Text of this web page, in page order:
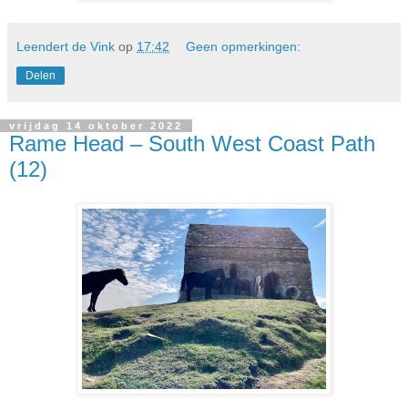
Leendert de Vink op 17:42 Geen opmerkingen:
Delen
vrijdag 14 oktober 2022
Rame Head – South West Coast Path
(12)